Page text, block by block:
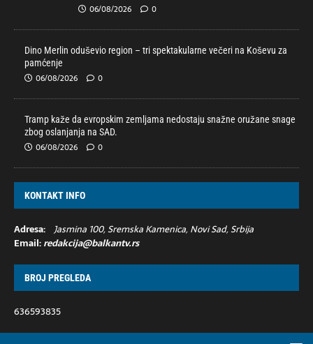
06/08/2026 0
Dino Merlin oduševio region – tri spektakularne večeri na Koševu za
pamćenje
06/08/2026 0
Tramp kaže da evropskim zemljama nedostaju snažne oružane snage
zbog oslanjanja na SAD.
06/08/2026 0
KONTAKT INFO
Adresa: Jasmina 100, Sremska Kamenica, Novi Sad, Srbija
Email:redakcija@balkantv.rs
BROJ PREGLEDA
636593835